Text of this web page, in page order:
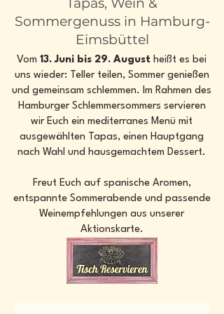
Sommergenuss in Hamburg-
Eimsbüttel
Vom 13. Juni bis 29. August heißt es bei
uns wieder: Teller teilen, Sommer genießen
und gemeinsam schlemmen. Im Rahmen des
Hamburger Schlemmersommers servieren
wir Euch ein mediterranes Menü mit
ausgewählten Tapas, einen Hauptgang
nach Wahl und hausgemachtem Dessert.
Freut Euch auf spanische Aromen,
entspannte Sommerabende und passende
Weinempfehlungen aus unserer
Aktionskarte.